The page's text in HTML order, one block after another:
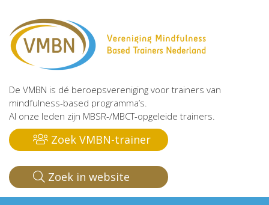
De VMBN is dé beroepsvereniging voor trainers van
mindfulness-based programma’s.
Al onze leden zijn MBSR-/MBCT-opgeleide trainers.
Zoek VMBN-trainer
Zoek in website